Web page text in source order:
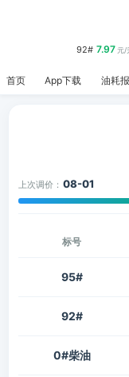
92# 7.97元/
首页 App下载 油耗
上次调价： 08-01
标号
95#
92#
0#柴油